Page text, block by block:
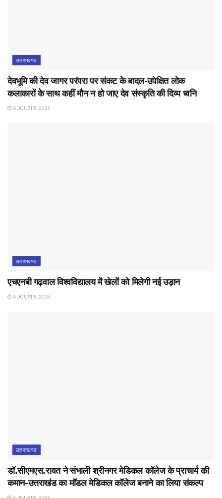
उत्तराखण्ड
देवभूमि की देव जागर परंपरा पर संकट के बादल-उपेक्षित लोक
कलाकारों के साथ कहीं मौन न हो जाए देव संस्कृति की दिव्य ध्वनि
AUGUST 8, 2026
उत्तराखण्ड
एचएनबी गढ़वाल विश्वविद्यालय में खेलों को मिलेगी नई उड़ान
AUGUST 8, 2026
उत्तराखण्ड
डॉ.सीएमएस.रावत ने संभाली श्रीनगर मेडिकल कॉलेज के प्राचार्य की
कमान-उत्तराखंड का मॉडल मेडिकल कॉलेज बनाने का लिया संकल्प